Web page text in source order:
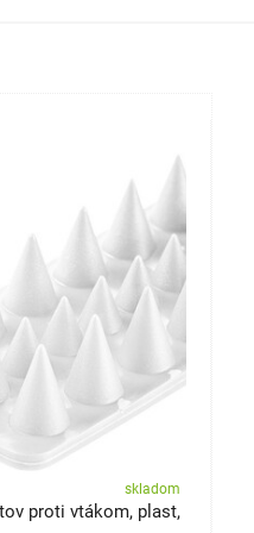
skladom
proti vtákom, plast,